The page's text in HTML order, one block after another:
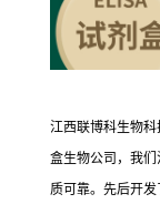
江西联博科生物
盒生物公司，我
质可靠。先后开